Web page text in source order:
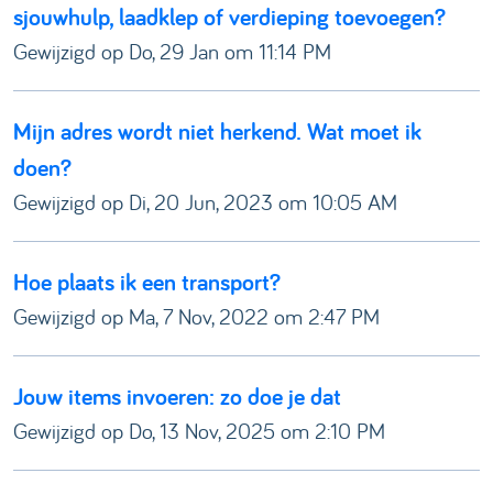
sjouwhulp, laadklep of verdieping toevoegen?
Gewijzigd op Do, 29 Jan om 11:14 PM
Mijn adres wordt niet herkend. Wat moet ik
doen?
Gewijzigd op Di, 20 Jun, 2023 om 10:05 AM
Hoe plaats ik een transport?
Gewijzigd op Ma, 7 Nov, 2022 om 2:47 PM
Jouw items invoeren: zo doe je dat
Gewijzigd op Do, 13 Nov, 2025 om 2:10 PM